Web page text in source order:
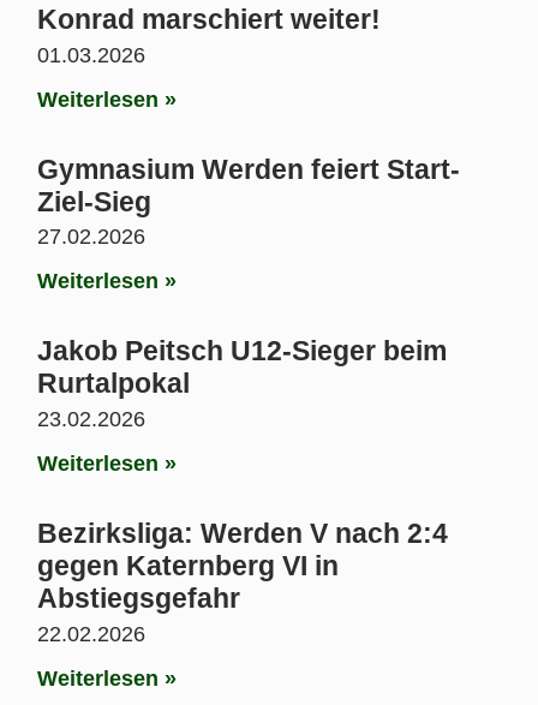
Konrad marschiert weiter!
01.03.2026
Weiterlesen »
Gymnasium Werden feiert Start-
Ziel-Sieg
27.02.2026
Weiterlesen »
Jakob Peitsch U12-Sieger beim
Rurtalpokal
23.02.2026
Weiterlesen »
Bezirksliga: Werden V nach 2:4
gegen Katernberg VI in
Abstiegsgefahr
22.02.2026
Weiterlesen »